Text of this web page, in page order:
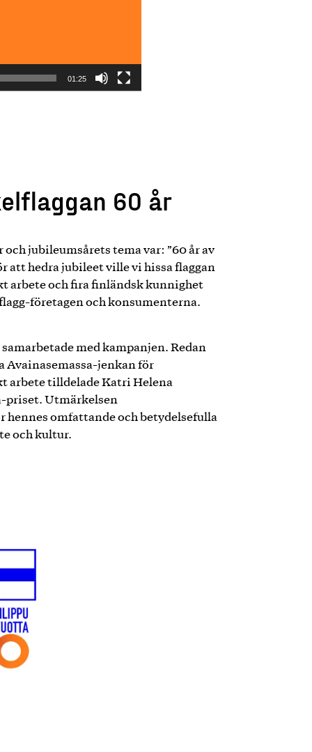
01:25
60 år
jubileumsårets tema var: ”60 år av
att hedra jubileet ville vi hissa flaggan
arbete och fira finländsk kunnighet
företagen och konsumenterna.
med kampanjen. Redan
Avainasemassa-jenkan för
arbete tilldelade Katri Helena
priset. Utmärkelsen
hennes omfattande och betydelsefulla
och kultur.